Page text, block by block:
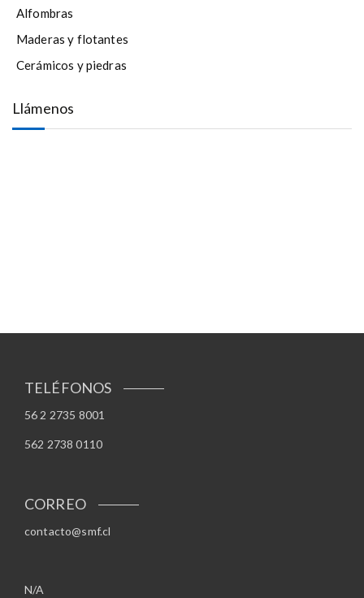
Alfombras
Maderas y flotantes
Cerámicos y piedras
Llámenos
TELÉFONOS
56 2 2735 8001
562 2738 0110
CORREO
contacto@smf.cl
N/A